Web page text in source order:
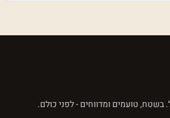
טועמים ומדווחים - לפני כולם.